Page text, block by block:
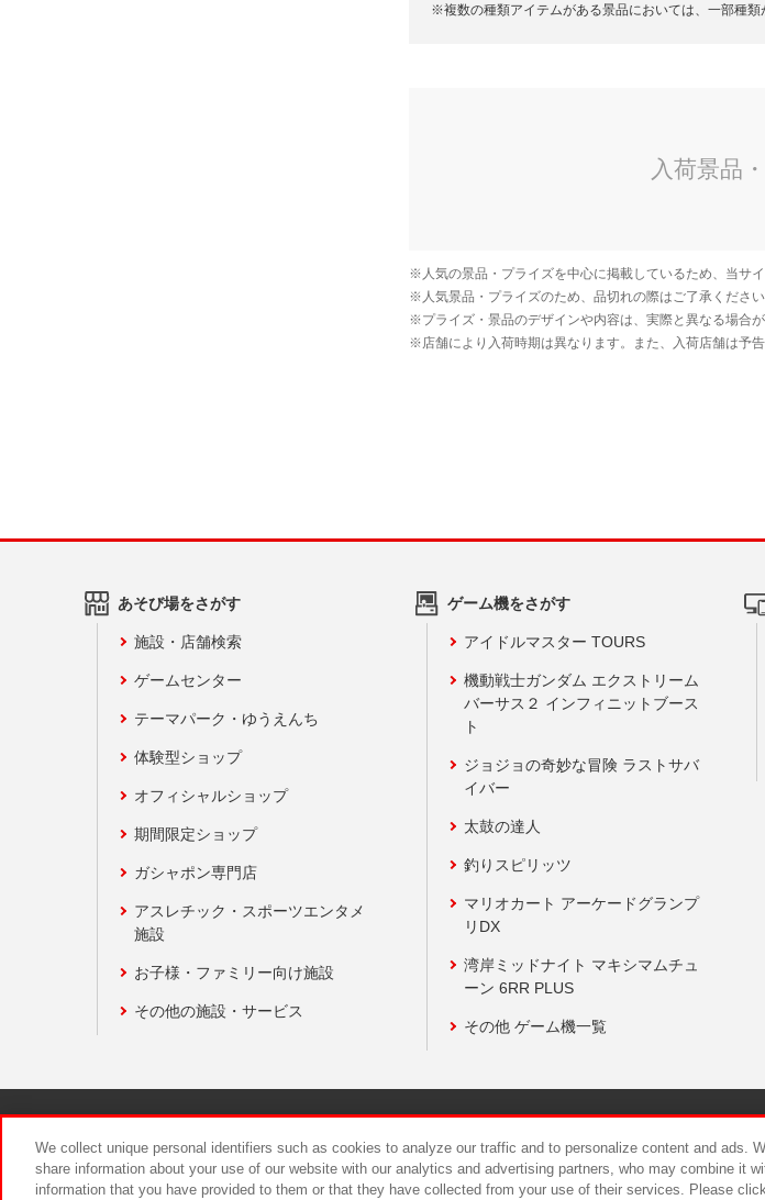
※複数の種類アイテムがある景品においては、一部種類
あそび場をさがす
施設・店舗検索
ゲームセンター
テーマパーク・ゆうえんち
体験型ショップ
オフィシャルショップ
期間限定ショップ
ガシャポン専門店
アスレチック・スポーツエンタメ
施設
お子様・ファミリー向け施設
その他の施設・サービス
ゲーム機をさがす
アイドルマスター TOURS
機動戦士ガンダム エクストリーム
バーサス２ インフィニットブース
ト
ジョジョの奇妙な冒険 ラストサバ
イバー
太鼓の達人
釣りスピリッツ
マリオカート アーケードグランプ
リDX
湾岸ミッドナイト マキシマムチュ
ーン 6RR PLUS
その他 ゲーム機一覧
食品のご提供について カスタマーハラスメント
We collect unique personal identifiers such as cookies to analyze our traffic and to personalize content and ads.
share information about your use of our website with our analytics and advertising partners, who may combine it
information that you have provided to them or that they have collected from your use of their services. Please